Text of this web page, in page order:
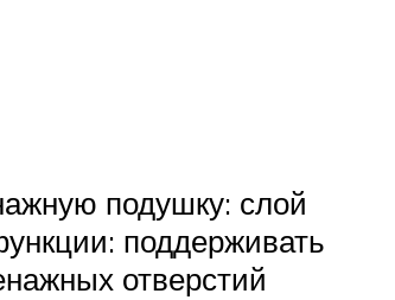
подушку: слой
поддерживать
отверстий